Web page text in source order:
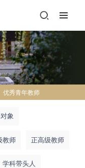
优秀青年教师
象
教师 正高级教师
学科带头人